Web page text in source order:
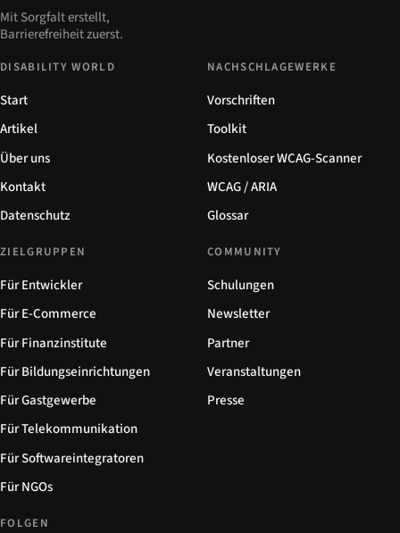
Mit Sorgfalt erstellt,
Barrierefreiheit zuerst.
DISABILITY WORLD
Start
Artikel
Über uns
Kontakt
Datenschutz
NACHSCHLAGEWERKE
Vorschriften
Toolkit
Kostenloser WCAG-Scanner
WCAG / ARIA
Glossar
ZIELGRUPPEN
Für Entwickler
Für E-Commerce
Für Finanzinstitute
Für Bildungseinrichtungen
Für Gastgewerbe
Für Telekommunikation
Für Softwareintegratoren
Für NGOs
COMMUNITY
Schulungen
Newsletter
Partner
Veranstaltungen
Presse
FOLGEN